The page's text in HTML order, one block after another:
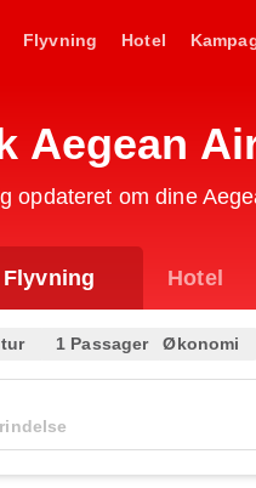
Flyvning Hotel
Aegean
opdateret om dine
Flyvning Hotel
1 Passager Økonomi